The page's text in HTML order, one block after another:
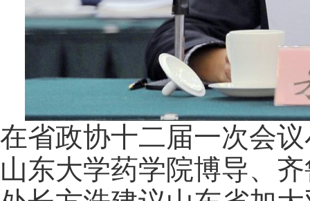
在省政协十二届一次会
山东大学药学院博导、